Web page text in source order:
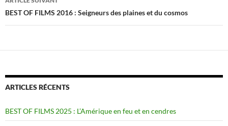
BEST OF FILMS 2016 : Seigneurs des plaines et du cosmos
ARTICLES RÉCENTS
BEST OF FILMS 2025 : L’Amérique en feu et en cendres